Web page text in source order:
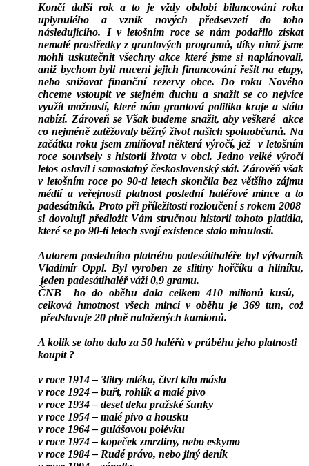
Končí další rok a to je vždy období bilancování roku
uplynulého a vznik nových předsevzetí do toho
následujícího. I v letošním roce se nám podařilo získat
nemalé prostředky z grantových programů, díky nimž jsme
mohli uskutečnit všechny akce které jsme si naplánovali,
aniž bychom byli nuceni jejich financování řešit na etapy,
nebo snižovat finanční rezervy obce. Do roku Nového
chceme vstoupit ve stejném duchu a snažit se co nejvíce
využít možností, které nám grantová politika kraje a státu
nabízí. Zároveň se Však budeme snažit, aby veškeré akce
co nejméně zatěžovaly běžný život našich spoluobčanů. Na
začátku roku jsem zmiňoval některá výročí, jež
v letošním
roce souvisely s historií života v obci. Jedno velké výročí
letos oslavil i samostatný československý stát. Zárověň však
v letošním roce po 90-ti letech skončila bez většího zájmu
médií a veřejnosti platnost poslední haléřové mince a to
padesátníků. Proto při příležitosti rozloučení s rokem 2008
si dovoluji předložit Vám stručnou historii tohoto platidla,
které se po 90-ti letech svojí existence stalo minulostí.
Autorem posledního platného padesátihaléře byl výtvarník
Vladimír Oppl. Byl vyroben ze slitiny hořčíku a hliníku,
jeden padesátihaléř váží 0,9 gramu.
ČNB
ho do oběhu dala celkem 410 milionů kusů,
celková hmotnost všech mincí v oběhu je 369 tun, což
představuje 20 plně naložených kamionů.
A kolik se toho dalo za 50 haléřů v průběhu jeho platnosti
koupit ?
v roce 1914 – 3litry mléka, čtvrt kila másla
v roce 1924 – buřt, rohlík a malé pivo
v roce 1934 – deset deka pražské šunky
v roce 1954 – malé pivo a housku
v roce 1964 – gulášovou polévku
v roce 1974 – kopeček zmrzliny, nebo eskymo
v roce 1984 – Rudé právo, nebo jiný deník